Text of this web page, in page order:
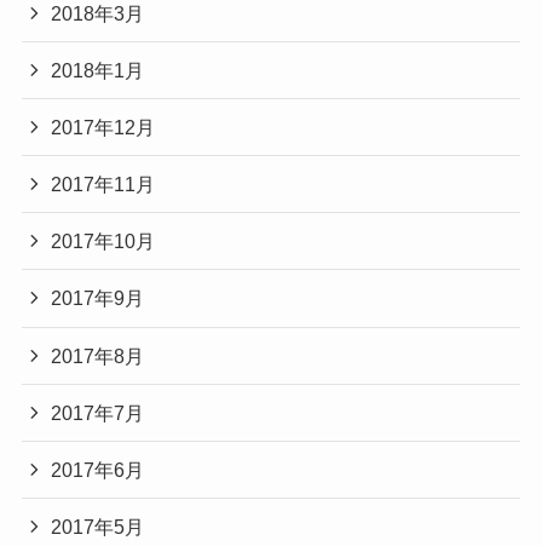
2018年3月
2018年1月
2017年12月
2017年11月
2017年10月
2017年9月
2017年8月
2017年7月
2017年6月
2017年5月